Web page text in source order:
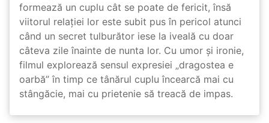
formează un cuplu cât se poate de fericit, însă
viitorul relației lor este subit pus în pericol atunci
când un secret tulburător iese la iveală cu doar
câteva zile înainte de nunta lor. Cu umor și ironie,
filmul explorează sensul expresiei „dragostea e
oarbă” în timp ce tânărul cuplu încearcă mai cu
stângăcie, mai cu prietenie să treacă de impas.